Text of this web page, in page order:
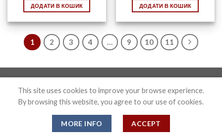
ДОДАТИ В КОШИК ДОДАТИ В КОШИК
1 2 3 4 9 10 11
Copyright 2026 ©Confix
This site uses cookies to improve your browse experience.
By browsing this website, you agree to our use of cookies.
MORE INFO ACCEPT